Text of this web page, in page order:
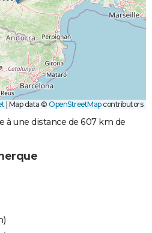
Map data © OpenStreetMapcontributors
à une distance de 607 km de